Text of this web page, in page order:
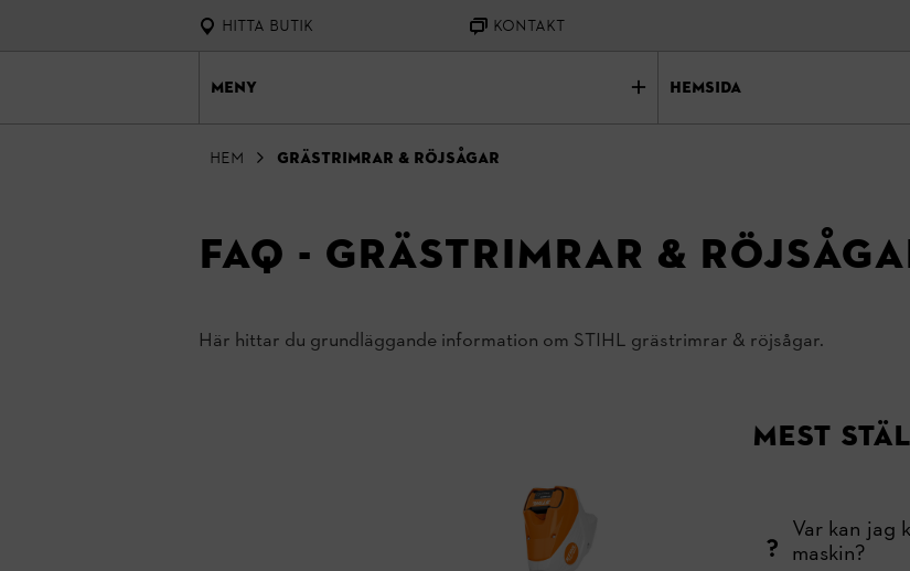
Hitta butik KONTAKT
Meny Hemsida
Hem Grästrimrar & röjsågar
FAQ - Grästrimrar &
Här hittar du grundläggande information om STIHL grästrimrar & röjsågar.
Mest
Var kan jag
maskin?